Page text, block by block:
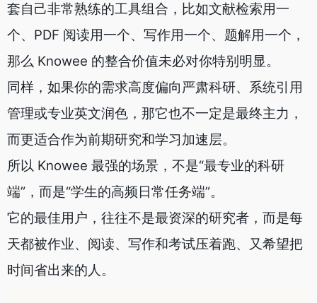
套自己非常熟练的工具组合，比如文献检索用一
个、PDF 阅读用一个、写作用一个、题解用一个，
那么 Knowee 的整合价值未必对你特别明显。
同样，如果你的需求高度偏向严肃科研、系统引用
管理或专业英文润色，那它也不一定是最终主力，
而更适合作为前期研究和学习加速层。
所以 Knowee 最强的场景，不是“最专业的科研
端”，而是“学生的高频日常任务端”。
它的最佳用户，往往不是最资深的研究者，而是每
天都被作业、阅读、写作和考试压着跑、又希望把
时间省出来的人。